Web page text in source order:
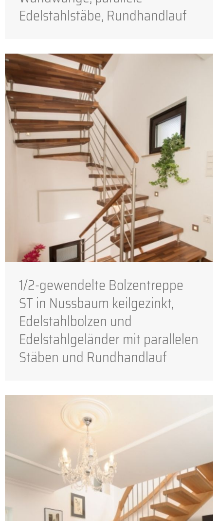
Edelstahlstäbe, Rundhandlauf
1/2-gewendelte Bolzentreppe
ST in Nussbaum keilgezinkt,
Edelstahlbolzen und
Edelstahlgeländer mit parallelen
Stäben und Rundhandlauf